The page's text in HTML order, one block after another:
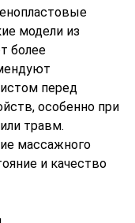
модели из
более
перед
особенно при
травм.
массажного
и качество